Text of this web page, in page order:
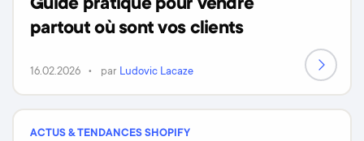
Guide pratique pour vendre
partout où sont vos clients
16.02.2026 par Ludovic Lacaze
ACTUS & TENDANCES SHOPIFY